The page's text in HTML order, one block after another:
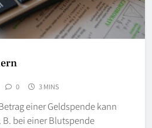
0 3 MINS
einer Geldspende kann
bei einer Blutspende